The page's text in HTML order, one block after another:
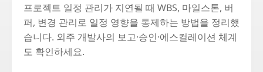
프로젝트 일정 관리가 지연될 때 WBS, 마일스톤, 버
퍼, 변경 관리로 일정 영향을 통제하는 방법을 정리했
습니다. 외주 개발사의 보고·승인·에스컬레이션 체계
도 확인하세요.